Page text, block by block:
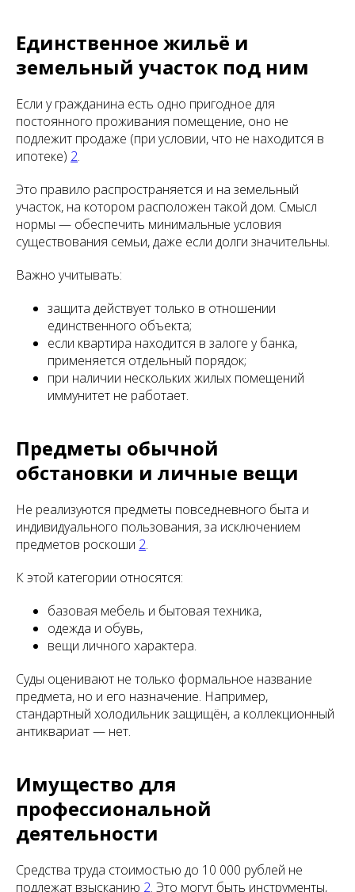
Единственное жильё и
земельный участок под ним
Если у гражданина есть одно пригодное для
постоянного проживания помещение, оно не
подлежит продаже (при условии, что не находится в
ипотеке) 2.
Это правило распространяется и на земельный
участок, на котором расположен такой дом. Смысл
нормы — обеспечить минимальные условия
существования семьи, даже если долги значительны.
Важно учитывать:
защита действует только в отношении
единственного объекта;
если квартира находится в залоге у банка,
применяется отдельный порядок;
при наличии нескольких жилых помещений
иммунитет не работает.
Предметы обычной
обстановки и личные вещи
Не реализуются предметы повседневного быта и
индивидуального пользования, за исключением
предметов роскоши 2.
К этой категории относятся:
базовая мебель и бытовая техника,
одежда и обувь,
вещи личного характера.
Суды оценивают не только формальное название
предмета, но и его назначение. Например,
стандартный холодильник защищён, а коллекционный
антиквариат — нет.
Имущество для
профессиональной
деятельности
Средства труда стоимостью до 10 000 рублей не
подлежат взысканию 2. Это могут быть инструменты,